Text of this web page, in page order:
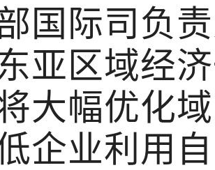
国际司负
亚区域经
大幅优化
企业利用